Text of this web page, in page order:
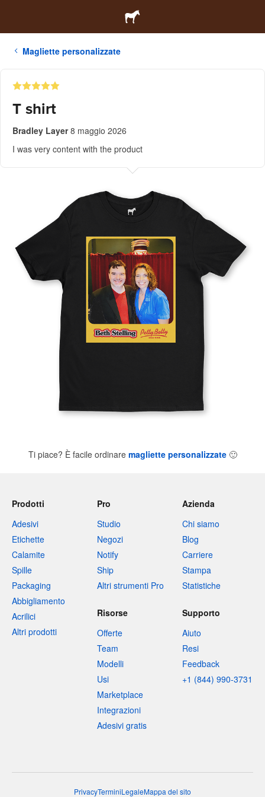
Magliette personalizzate
T shirt
Bradley Layer 8 maggio 2026
I was very content with the product
Ti piace? È facile ordinare magliette personalizzate 🙂
Prodotti
Adesivi
Etichette
Calamite
Spille
Packaging
Abbigliamento
Acrilici
Altri prodotti
Pro
Studio
Negozi
Notify
Ship
Altri strumenti Pro
Azienda
Chi siamo
Blog
Carriere
Stampa
Statistiche
Risorse
Offerte
Team
Modelli
Usi
Marketplace
Integrazioni
Adesivi gratis
Supporto
Aiuto
Resi
Feedback
+1 (844) 990-3731
PrivacyTerminiLegaleMappa del sito